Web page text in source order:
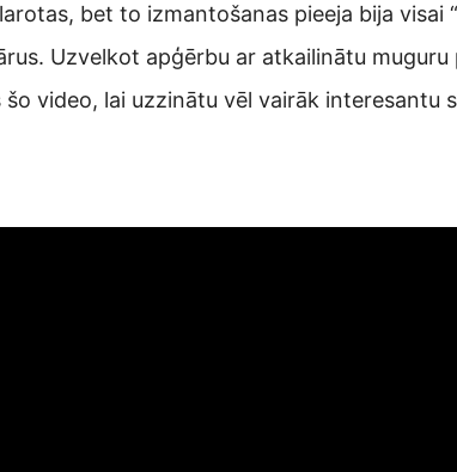
bet to izmantošanas pieeja bija visai
Uzvelkot apģērbu ar atkailinātu
video, lai uzzinātu vēl vairāk interesantu